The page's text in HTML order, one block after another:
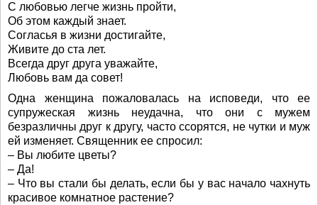
С любовью легче жизнь пройти,
Об этом каждый знает.
Согласья в жизни достигайте,
Живите до ста лет.
Всегда друг друга уважайте,
Любовь вам да совет!
Одна женщина пожаловалась на исповеди, что ее
супружеская жизнь неудачна, что они с мужем
безразличны друг к другу, часто ссорятся, не чутки и муж
ей изменяет. Священник ее спросил:
– Вы любите цветы?
– Да!
– Что вы стали бы делать, если бы у вас начало чахнуть
красивое комнатное растение?